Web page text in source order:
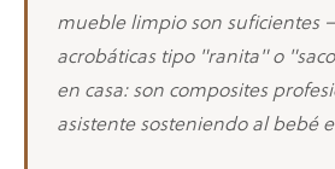
mueble limpio son suficientes
acrobáticas tipo "ranita" o
en casa: son composites
asistente sosteniendo al bebé